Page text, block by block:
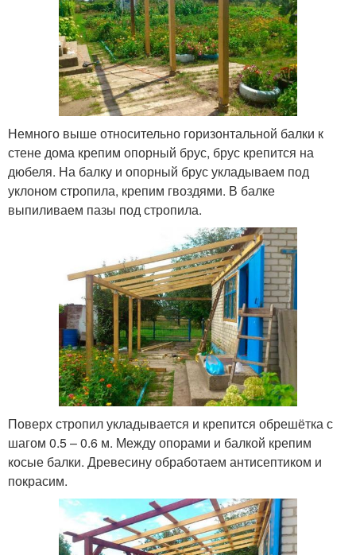
Немного выше относительно горизонтальной балки к
стене дома крепим опорный брус, брус крепится на
дюбеля. На балку и опорный брус укладываем под
уклоном стропила, крепим гвоздями. В балке
выпиливаем пазы под стропила.
Поверх стропил укладывается и крепится обрешётка с
шагом 0.5 – 0.6 м. Между опорами и балкой крепим
косые балки. Древесину обработаем антисептиком и
покрасим.